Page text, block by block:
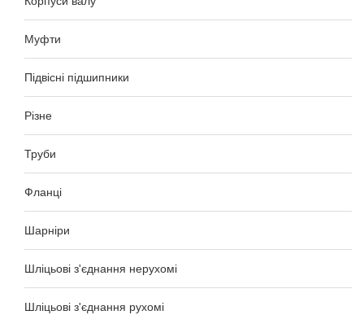
Муфти
Підвісні підшипники
Різне
Труби
Фланці
Шарніри
Шліцьові з'єднання нерухомі
Шліцьові з'єднання рухомі